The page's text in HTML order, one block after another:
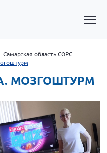
Самарская область СОРС
МОЗГОШТУРМ